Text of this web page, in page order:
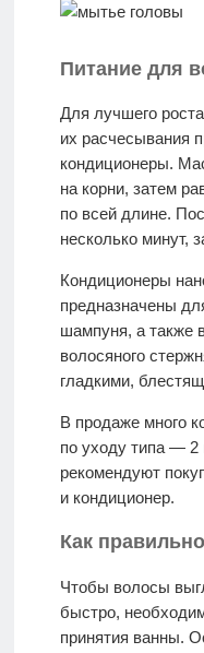
Питание для
Для лучшего
их расчесывания
кондиционеры.
на корни, затем
по всей длине.
несколько минут,
Кондиционеры
предназначены
шампуня, а также
волосяного
гладкими,
В продаже много
по уходу типа — 2
рекомендуют
и кондиционер.
Как
Чтобы волосы
быстро,